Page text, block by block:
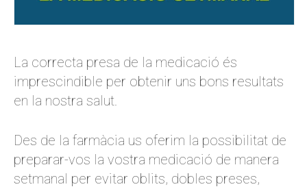
La correcta presa de la medicació és
imprescindible per obtenir uns bons resultats
en la nostra salut.
Des de la farmàcia us oferim la possibilitat de
preparar-vos la vostra medicació de manera
setmanal per evitar oblits, dobles preses,